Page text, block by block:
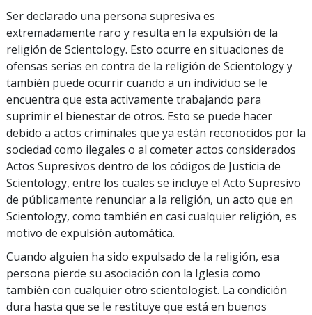
Ser declarado una persona supresiva es
extremadamente raro y resulta en la expulsión de la
religión de Scientology. Esto ocurre en situaciones de
ofensas serias en contra de la religión de Scientology y
también puede ocurrir cuando a un individuo se le
encuentra que esta activamente trabajando para
suprimir el bienestar de otros. Esto se puede hacer
debido a actos criminales que ya están reconocidos por la
sociedad como ilegales o al cometer actos considerados
Actos Supresivos dentro de los códigos de Justicia de
Scientology, entre los cuales se incluye el Acto Supresivo
de públicamente renunciar a la religión, un acto que en
Scientology, como también en casi cualquier religión, es
motivo de expulsión automática.
Cuando alguien ha sido expulsado de la religión, esa
persona pierde su asociación con la Iglesia como
también con cualquier otro scientologist. La condición
dura hasta que se le restituye que está en buenos